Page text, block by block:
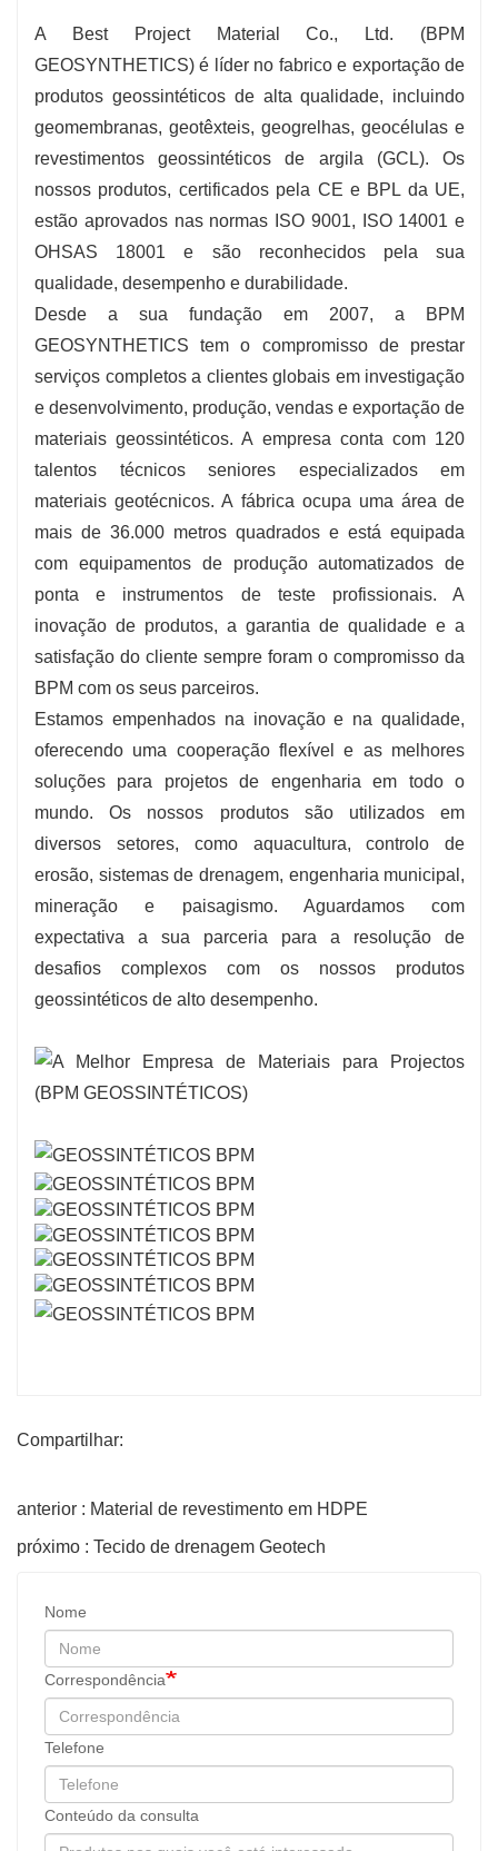
A Best Project Material Co., Ltd. (BPM
GEOSYNTHETICS) é líder no fabrico e exportação de
produtos geossintéticos de alta qualidade, incluindo
geomembranas, geotêxteis, geogrelhas, geocélulas e
revestimentos geossintéticos de argila (GCL). Os
nossos produtos, certificados pela CE e BPL da UE,
estão aprovados nas normas ISO 9001, ISO 14001 e
OHSAS 18001 e são reconhecidos pela sua
qualidade, desempenho e durabilidade.
Desde a sua fundação em 2007, a BPM
GEOSYNTHETICS tem o compromisso de prestar
serviços completos a clientes globais em investigação
e desenvolvimento, produção, vendas e exportação de
materiais geossintéticos. A empresa conta com 120
talentos técnicos seniores especializados em
materiais geotécnicos. A fábrica ocupa uma área de
mais de 36.000 metros quadrados e está equipada
com equipamentos de produção automatizados de
ponta e instrumentos de teste profissionais. A
inovação de produtos, a garantia de qualidade e a
satisfação do cliente sempre foram o compromisso da
BPM com os seus parceiros.
Estamos empenhados na inovação e na qualidade,
oferecendo uma cooperação flexível e as melhores
soluções para projetos de engenharia em todo o
mundo. Os nossos produtos são utilizados em
diversos setores, como aquacultura, controlo de
erosão, sistemas de drenagem, engenharia municipal,
mineração e paisagismo. Aguardamos com
expectativa a sua parceria para a resolução de
desafios complexos com os nossos produtos
geossintéticos de alto desempenho.
Compartilhar:
anterior : Material de revestimento em HDPE
próximo : Tecido de drenagem Geotech
Nome
Correspondência
Telefone
Conteúdo da consulta